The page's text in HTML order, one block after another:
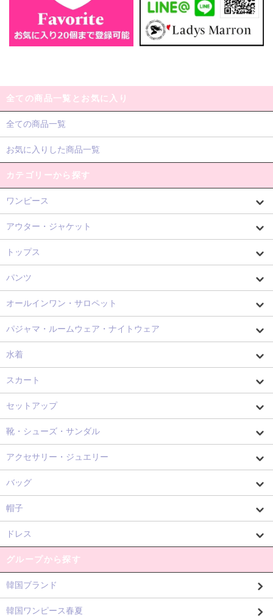
全ての商品一覧とお気に入り
全ての商品一覧
お気に入りした商品一覧
カテゴリーから探す
ワンピース
アウター・ジャケット
トップス
パンツ
オールインワン・サロペット
パジャマ・ルームウェア・ナイトウェア
水着
スカート
セットアップ
靴・シューズ・サンダル
アクセサリー・ジュエリー
バッグ
帽子
ドレス
グループから探す
韓国ブランド
韓国ワンピース春夏